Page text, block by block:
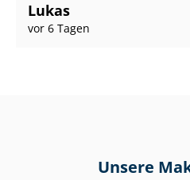
Lukas
vor 6 Tagen
Unsere